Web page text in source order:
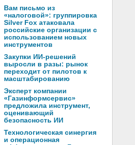
Вам письмо из
«налоговой»: группировка
Silver Fox атаковала
российские организации с
использованием новых
инструментов
Закупки ИИ-решений
выросли в разы: рынок
переходит от пилотов к
масштабированию
Эксперт компании
«Газинформсервис»
предложила инструмент,
оценивающий
безопасность ИИ
Технологическая синергия
и операционная